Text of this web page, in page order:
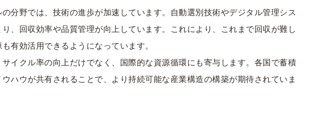
分野では、技術の進歩が加速しています。自動選別技術やデジタル管理シス
、回収効率や品質管理が向上しています。これにより、これまで回収が難し
有効活用できるようになっています。
イクル率の向上だけでなく、国際的な資源循環にも寄与します。各国で蓄積
ハウが共有されることで、より持続可能な産業構造の構築が期待されていま